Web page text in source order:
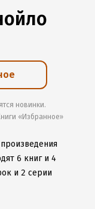
новинки.
«Избранное»
6 книг и 4
и 2 серии